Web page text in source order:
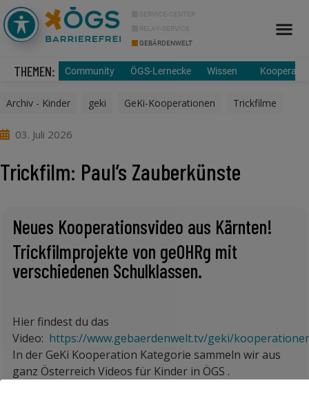
SERVICE-CENTER
RELAY-SERVICE
GEBÄRDENWELT
THEMEN: Community ÖGS-Lernecke Wissen
Archiv - Kinder geki GeKi-Kooperationen Trickfilme
03. Juli 2026
Trickfilm: Paul’s Zauberkünste
Neues Kooperationsvideo aus Kärnten!
Trickfilmprojekte von geOHRg mit
verschiedenen Schulklassen.
Hier findest du das
Video: https://www.gebaerdenwelt.tv/geki/
In der GeKi Kooperation Kategorie sammeln wir aus
ganz Österreich Videos für Kinder in ÖGS .